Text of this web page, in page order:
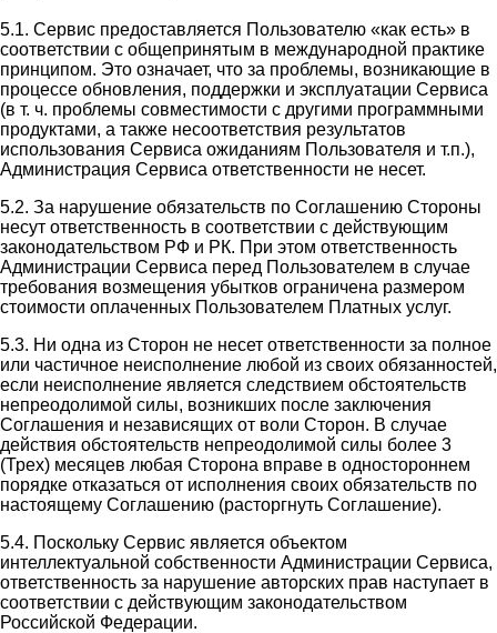
5.1. Сервис предоставляется Пользователю «как есть» в
соответствии с общепринятым в международной практике
принципом. Это означает, что за проблемы, возникающие в
процессе обновления, поддержки и эксплуатации Сервиса
(в т. ч. проблемы совместимости с другими программными
продуктами, а также несоответствия результатов
использования Сервиса ожиданиям Пользователя и т.п.),
Администрация Сервиса ответственности не несет.
5.2. За нарушение обязательств по Соглашению Стороны
несут ответственность в соответствии с действующим
законодательством РФ и РК. При этом ответственность
Администрации Сервиса перед Пользователем в случае
требования возмещения убытков ограничена размером
стоимости оплаченных Пользователем Платных услуг.
5.3. Ни одна из Сторон не несет ответственности за полное
или частичное неисполнение любой из своих обязанностей,
если неисполнение является следствием обстоятельств
непреодолимой силы, возникших после заключения
Соглашения и независящих от воли Сторон. В случае
действия обстоятельств непреодолимой силы более 3
(Трех) месяцев любая Сторона вправе в одностороннем
порядке отказаться от исполнения своих обязательств по
настоящему Соглашению (расторгнуть Соглашение).
5.4. Поскольку Сервис является объектом
интеллектуальной собственности Администрации Сервиса,
ответственность за нарушение авторских прав наступает в
соответствии с действующим законодательством
Российской Федерации.